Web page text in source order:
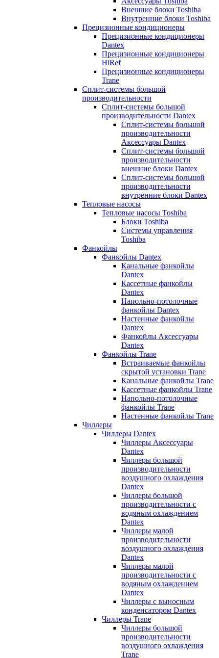
Внешние блоки Toshiba
Внутренние блоки Toshiba
Прецизионные кондиционеры
Прецизионные кондиционеры
Dantex
Прецизионные кондиционеры
HiRef
Прецизионные кондиционеры
Trane
Сплит-системы большой
производительности
Сплит-системы большой
производительности Dantex
Сплит-системы большой
производительности
Аксессуары Dantex
Сплит-системы большой
производительности
внешние блоки Dantex
Сплит-системы большой
производительности
внутренние блоки Dantex
Тепловые насосы
Тепловые насосы Toshiba
Блоки Toshiba
Системы управления
Toshiba
Фанкойлы
Фанкойлы Dantex
Канальные фанкойлы
Dantex
Кассетные фанкойлы
Dantex
Напольно-потолочные
фанкойлы Dantex
Настенные фанкойлы
Dantex
Фанкойлы Аксессуары
Dantex
Фанкойлы Trane
Встраиваемые фанкойлы
скрытой установки Trane
Канальные фанкойлы Trane
Кассетные фанкойлы Trane
Напольно-потолочные
фанкойлы Trane
Настенные фанкойлы Trane
Чиллеры
Чиллеры Dantex
Чиллеры Аксессуары
Dantex
Чиллеры большой
производительности
воздушного охлаждения
Dantex
Чиллеры большой
производительности с
водяным охлаждением
Dantex
Чиллеры малой
производительности
воздушного охлаждения
Dantex
Чиллеры малой
производительности с
водяным охлаждением
Dantex
Чиллеры с выносным
конденсатором Dantex
Чиллеры Trane
Чиллеры большой
производительности
воздушного охлаждения
Trane